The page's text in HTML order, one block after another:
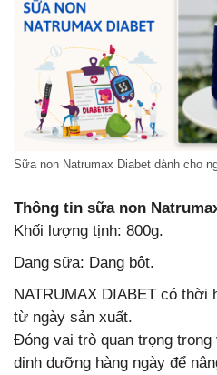
Sữa non Natrumax Diabet dành cho
Thông tin sữa non
Khối lượng tịnh: 800g.
Dạng sữa: Dạng bột.
NATRUMAX DIABET có thời
từ ngày sản xuất.
Đóng vai trò quan trọng
dinh dưỡng hàng ngày để